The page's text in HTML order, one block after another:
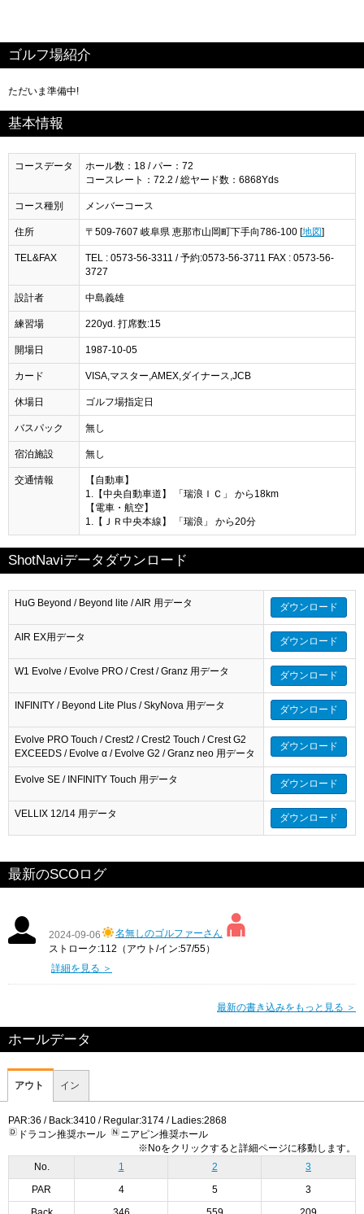
ゴルフ場紹介
ただいま準備中!
基本情報
コースデータ
ホール数：18 / パー：72
コースレート：72.2 / 総ヤード数：6868Yds
コース種別 メンバーコース
住所 〒509-7607 岐阜県 恵那市山岡町下手向786-100 [地図]
TEL&FAX
TEL : 0573-56-3311 / 予約:0573-56-3711 FAX : 0573-56-
3727
設計者 中島義雄
練習場 220yd. 打席数:15
開場日 1987-10-05
カード VISA,マスター,AMEX,ダイナース,JCB
休場日 ゴルフ場指定日
バスパック 無し
宿泊施設 無し
交通情報
【自動車】
1.【中央自動車道】 「瑞浪ＩＣ」 から18km
【電車・航空】
1.【ＪＲ中央本線】 「瑞浪」 から20分
ShotNaviデータダウンロード
HuG Beyond / Beyond lite / AIR 用データ ダウンロード
AIR EX用データ ダウンロード
W1 Evolve / Evolve PRO / Crest / Granz 用データ ダウンロード
INFINITY / Beyond Lite Plus / SkyNova 用データ ダウンロード
Evolve PRO Touch / Crest2 / Crest2 Touch / Crest G2
EXCEEDS / Evolve α / Evolve G2 / Granz neo 用データ
ダウンロード
Evolve SE / INFINITY Touch 用データ ダウンロード
VELLIX 12/14 用データ ダウンロード
最新のSCOログ
2024-09-06
名無しのゴルファーさん
ストローク:112（アウト/イン:57/55）
詳細を見る ＞
最新の書き込みをもっと見る ＞
ホールデータ
アウト イン
PAR:36 / Back:3410 / Regular:3174 / Ladies:2868
ドラコン推奨ホール
ニアピン推奨ホール
※Noをクリックすると詳細ページに移動します。
No.
1 2 3
PAR 4 5 3